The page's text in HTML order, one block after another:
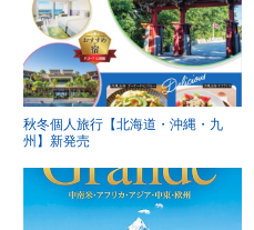
秋冬個人旅行【北海道・沖縄・九
州】新発売